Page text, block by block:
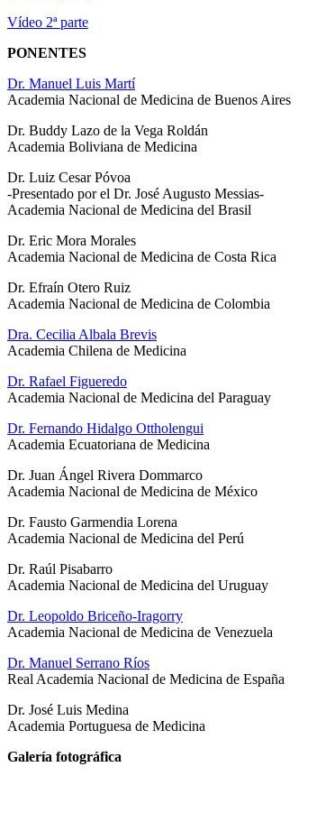
Vídeo 2ª parte
PONENTES
Dr. Manuel Luis Martí
Academia Nacional de Medicina de Buenos Aires
Dr. Buddy Lazo de la Vega Roldán
Academia Boliviana de Medicina
Dr. Luiz Cesar Póvoa
-Presentado por el Dr. José Augusto Messias-
Academia Nacional de Medicina del Brasil
Dr. Eric Mora Morales
Academia Nacional de Medicina de Costa Rica
Dr. Efraín Otero Ruiz
Academia Nacional de Medicina de Colombia
Dra. Cecilia Albala Brevis
Academia Chilena de Medicina
Dr. Rafael Figueredo
Academia Nacional de Medicina del Paraguay
Dr. Fernando Hidalgo Ottholengui
Academia Ecuatoriana de Medicina
Dr. Juan Ángel Rivera Dommarco
Academia Nacional de Medicina de México
Dr. Fausto Garmendia Lorena
Academia Nacional de Medicina del Perú
Dr. Raúl Pisabarro
Academia Nacional de Medicina del Uruguay
Dr. Leopoldo Briceño-Iragorry
Academia Nacional de Medicina de Venezuela
Dr. Manuel Serrano Ríos
Real Academia Nacional de Medicina de España
Dr. José Luis Medina
Academia Portuguesa de Medicina
Galería fotográfica